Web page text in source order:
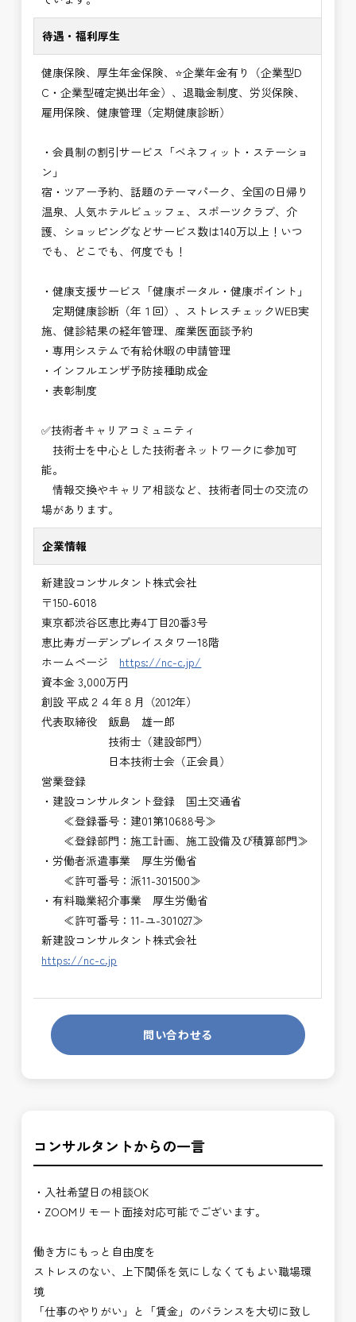
待遇・福利厚生
健康保険、厚生年金保険、⭐企業年金有り（企業型D
C・企業型確定拠出年金）、退職金制度、労災保険、
雇用保険、健康管理（定期健康診断）
・会員制の割引サービス「ベネフィット・ステーショ
ン」
宿・ツアー予約、話題のテーマパーク、全国の日帰り
温泉、人気ホテルビュッフェ、スポーツクラブ、介
護、ショッピングなどサービス数は140万以上！いつ
でも、どこでも、何度でも！
・健康支援サービス「健康ポータル・健康ポイント」
定期健康診断（年１回）、ストレスチェックWEB実
施、健診結果の経年管理、産業医面談予約
・専用システムで有給休暇の申請管理
・インフルエンザ予防接種助成⾦
・表彰制度
✅技術者キャリアコミュニティ
技術士を中心とした技術者ネットワークに参加可
能。
情報交換やキャリア相談など、技術者同士の交流の
場があります。
企業情報
新建設コンサルタント株式会社
〒150-6018
東京都渋谷区恵比寿4丁目20番3号
恵比寿ガーデンプレイスタワー18階
ホームページ https://nc-c.jp/
資本金 3,000万円
創設 平成２４年８月（2012年）
代表取締役 飯島 雄一郎
技術士（建設部門）
日本技術士会（正会員）
営業登録
・建設コンサルタント登録 国土交通省
≪登録番号：建01第10688号≫
≪登録部門：施工計画、施工設備及び積算部門≫
・労働者派遣事業 厚生労働省
≪許可番号：派11-301500≫
・有料職業紹介事業 厚生労働省
≪許可番号：11-ユ-301027≫
新建設コンサルタント株式会社
https://nc-c.jp
問い合わせる
コンサルタントからの一言
・入社希望日の相談OK
・ZOOMリモート面接対応可能でございます。
働き方にもっと自由度を
ストレスのない、上下関係を気にしなくてもよい職場環
境
「仕事のやりがい」と「賃金」のバランスを大切に致し